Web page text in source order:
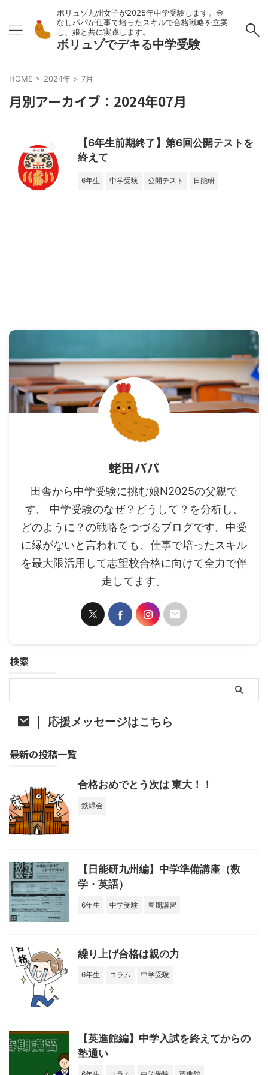
ボリュゾ九州女子が2025年中学受験します。金
なしパパが仕事で培ったスキルで合格戦略を立案
し、娘と共に実践します。
ボリュゾでデキる中学受験
HOME > 2024年 > 7月
月別アーカイブ：2024年07月
【6年生前期終了】第6回公開テストを
終えて
6年生 中学受験 公開テスト 日能研
蛯田パパ
田舎から中学受験に挑む娘N2025の父親で
す。 中学受験のなぜ？どうして？を分析し、
どのように？の戦略をつづるブログです。中受
に縁がないと言われても、仕事で培ったスキル
を最大限活用して志望校合格に向けて全力で伴
走してます。
検索
応援メッセージはこちら
最新の投稿一覧
合格おめでとう次は 東大！！
鉄緑会
【日能研九州編】中学準備講座（数
学・英語）
6年生 中学受験 春期講習
繰り上げ合格は親の力
6年生 コラム 中学受験
【英進館編】中学入試を終えてからの
塾通い